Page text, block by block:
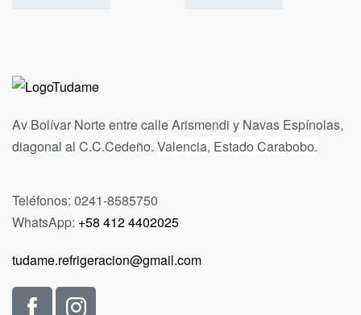
Av Bolívar Norte entre calle Arismendi y Navas Espínolas,
diagonal al C.C.Cedeño. Valencia, Estado Carabobo.
Teléfonos: 0241-8585750
WhatsApp: +58 412 4402025
tudame.refrigeracion@gmail.com